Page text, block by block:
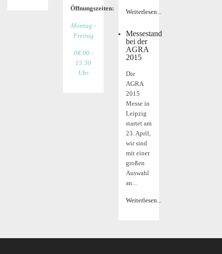
Öffnungszeiten:
Montag -
Freitag
08:00 -
15:30
Uhr
Weiterlesen...
Messestand
bei der
AGRA
2015
Die
AGRA
2015
Messe in
Leipzig
startet am
23. April,
wir sind
mit einer
großen
Auswahl
an...
Weiterlesen...